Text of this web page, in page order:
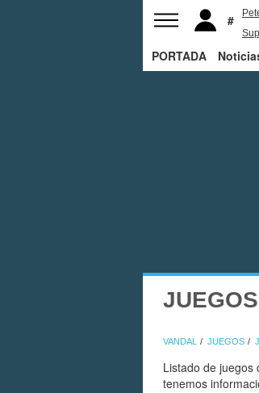
PORTADA
VANDAL JUEGOS
Listado de juegos
tenemos